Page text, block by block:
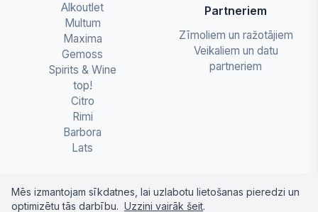
Alkoutlet
Multum
Maxima
Gemoss
Spirits & Wine
top!
Citro
Rimi
Barbora
Lats
Partneriem
Zīmoliem un ražotājiem
Veikaliem un datu
partneriem
Mēs izmantojam sīkdatnes, lai uzlabotu lietošanas pieredzi un
optimizētu tās darbību. Uzzini vairāk šeit.